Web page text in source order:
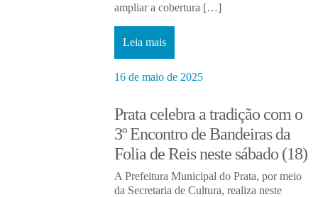
ampliar a cobertura […]
Leia mais
16 de maio de 2025
Prata celebra a tradição com o
3º Encontro de Bandeiras da
Folia de Reis neste sábado (18)
A Prefeitura Municipal do Prata, por meio
da Secretaria de Cultura, realiza neste